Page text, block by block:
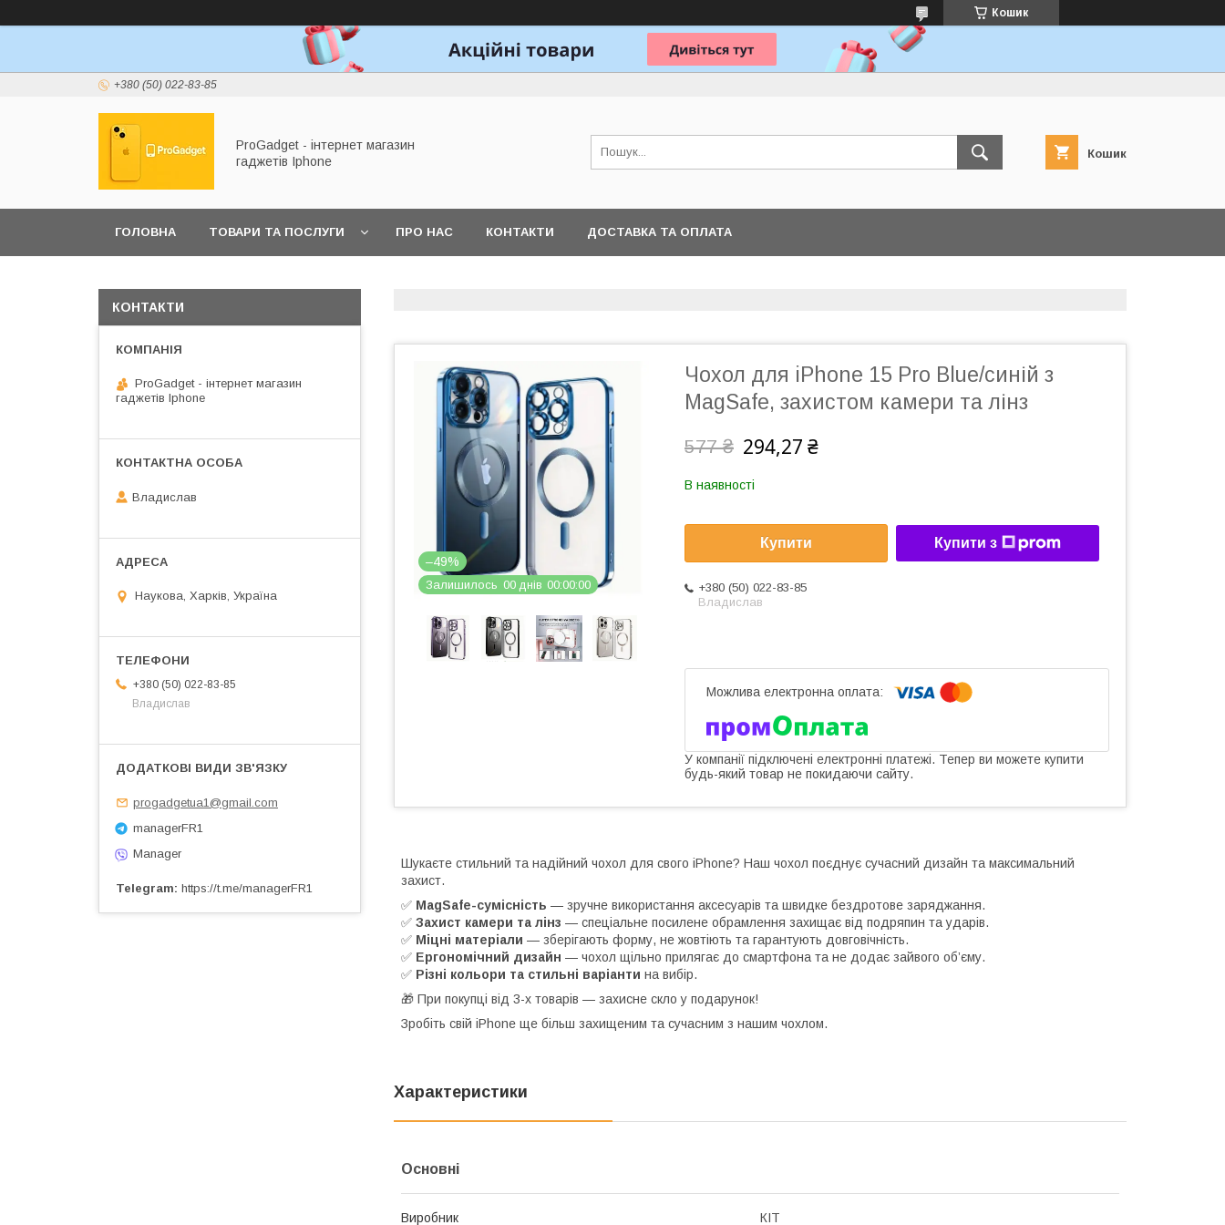
Кошик
+380 (50) 022-83-85
ProGadget - iнтернет магазин
гаджетів Iphone
Кошик
ГОЛОВНА ТОВАРИ ТА ПОСЛУГИ ПРО НАС КОНТАКТИ ДОСТАВКА ТА ОПЛАТА
–49%
Залишилось 00 днів 00 00 00
Чохол для iPhone 15 Pro Blue/синій з
MagSafe, захистом камери та лінз
577 ₴ 294,27 ₴
В наявності
Купити Купити з
+380 (50) 022-83-85
Владислав
У компанії підключені електронні платежі. Тепер ви можете купити
будь-який товар не покидаючи сайту.
Шукаєте стильний та надійний чохол для свого iPhone? Наш чохол поєднує сучасний дизайн та максимальний
захист.
✅ MagSafe-сумісність — зручне використання аксесуарів та швидке бездротове заряджання.
✅ Захист камери та лінз — спеціальне посилене обрамлення захищає від подряпин та ударів.
✅ Міцні матеріали — зберігають форму, не жовтіють та гарантують довговічність.
✅ Ергономічний дизайн — чохол щільно прилягає до смартфона та не додає зайвого об’єму.
✅ Різні кольори та стильні варіанти на вибір.
🎁 При покупці від 3-х товарів — захисне скло у подарунок!
Зробіть свій iPhone ще більш захищеним та сучасним з нашим чохлом.
Характеристики
Основні
Виробник КІТ
КОНТАКТИ
ProGadget - iнтернет магазин
гаджетів Iphone
Владислав
Наукова, Харків, Україна
+380 (50) 022-83-85
Владислав
progadgetua1@gmail.com
managerFR1
Manager
Telegram https://t.me/managerFR1